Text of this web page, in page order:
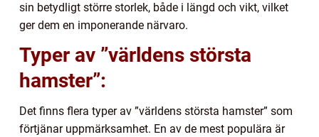
sin betydligt större storlek, både i längd och vikt, vilket
ger dem en imponerande närvaro.
Typer av ”världens största
hamster”:
Det finns flera typer av ”världens största hamster” som
förtjänar uppmärksamhet. En av de mest populära är